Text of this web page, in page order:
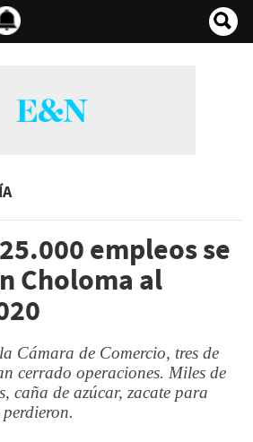
empleos se
Choloma al
Cámara de Comercio, tres de
cerrado operaciones. Miles de
caña de azúcar, zacate para